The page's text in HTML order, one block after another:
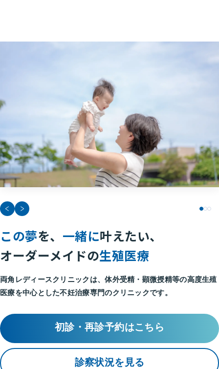
この夢を、 一緒に叶えたい、
オーダーメイドの生殖医療
両角レディースクリニックは、体外受精・顕微授精等の高度生殖
医療を中心とした不妊治療専門のクリニックです。
初診・再診予約はこちら
診察状況を見る